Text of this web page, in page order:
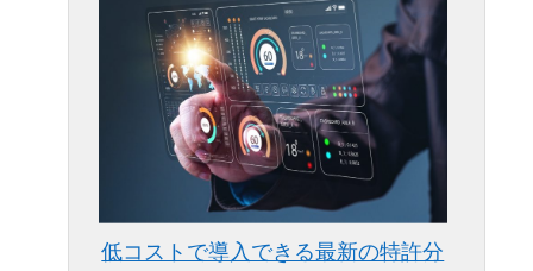
低コストで導入できる最新の特許分